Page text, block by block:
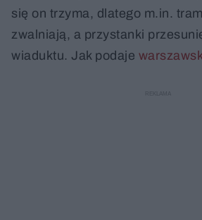
się on trzyma, dlatego m.in.
zwalniają, a przystanki
wiaduktu. Jak podaje